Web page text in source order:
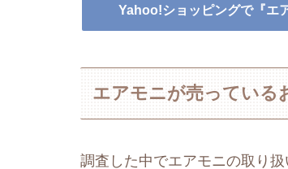
Yahoo!ショッピングで『エ
エアモニが売っている
調査した中でエアモニの取り